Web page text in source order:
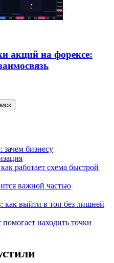
акций на форексе:
бизнесу
работает схема быстрой
важной частью
как выйти в топ без лишней
находить точки